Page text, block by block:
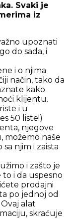
Svaki je
iz
upoznati
do sada, i
i o njima
način, tako da
kako
klijentu.
i u
50 liste!)
njegove
možemo naše
njim i zaista
i zašto je
i da uspesno
prodajni
po jednoj od
alat
skraćuje